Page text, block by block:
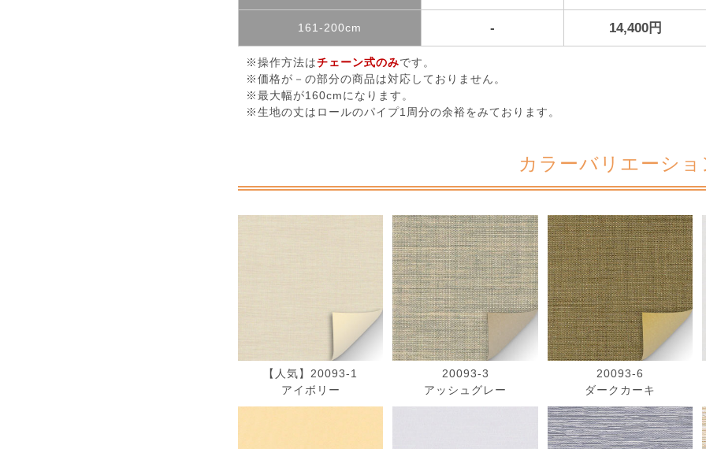
161-200cm - 14,400円
※操作方法はチェーン式のみです。
※価格が－の部分の商品は対応しておりません。
※最大幅が160cmになります。
※生地の丈はロールのパイプ1周分の余裕をみております。
カラーバリエーショ
【人気】20093-1
アイボリー
20093-3
アッシュグレー
20093-6
ダークカーキ